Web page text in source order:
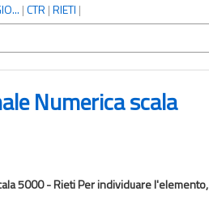
|CTR |RIETI |
Numerica scala
5000 - Rieti Per individuare l'elemento,